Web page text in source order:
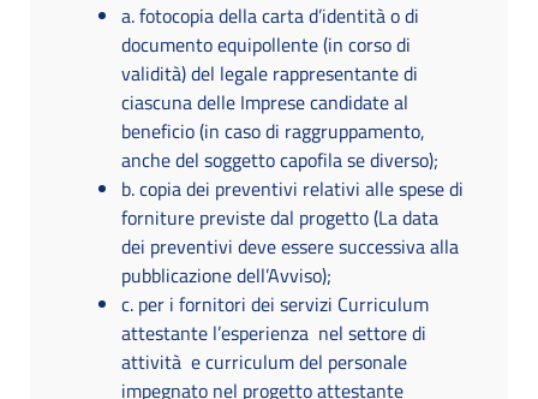
a. fotocopia della carta d’identità o di
documento equipollente (in corso di
validità) del legale rappresentante di
ciascuna delle Imprese candidate al
beneficio (in caso di raggruppamento,
anche del soggetto capofila se diverso);
b. copia dei preventivi relativi alle spese di
forniture previste dal progetto (La data
dei preventivi deve essere successiva alla
pubblicazione dell’Avviso);
c. per i fornitori dei servizi Curriculum
attestante l’esperienza nel settore di
attività e curriculum del personale
impegnato nel progetto attestante